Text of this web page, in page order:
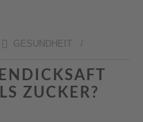
GESUNDHEIT /
ZUCKER?